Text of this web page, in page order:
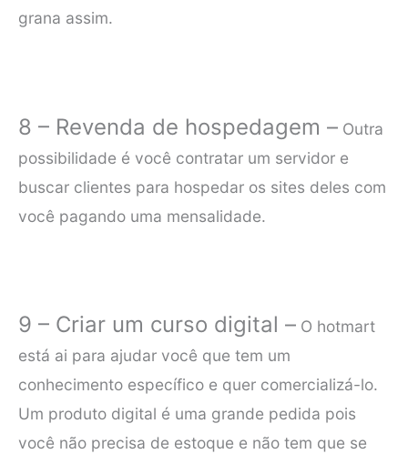
grana assim.
8 – Revenda de hospedagem – Outra
possibilidade é você contratar um servidor e
buscar clientes para hospedar os sites deles com
você pagando uma mensalidade.
9 – Criar um curso digital – O hotmart
está ai para ajudar você que tem um
conhecimento específico e quer comercializá-lo.
Um produto digital é uma grande pedida pois
você não precisa de estoque e não tem que se